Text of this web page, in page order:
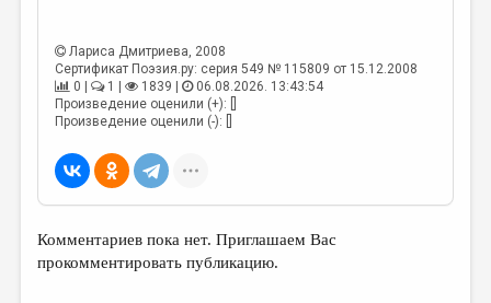
ЛИТЕРАТУРОВЕДЕНИЕ
КУЛЬТУРОВЕДЕНИЕ
ПУБЛИЦИСТИКА
РЕЦЕНЗИРОВАНИЕ
ЦИКЛЫ ПУБЛИКАЦИЙ
ТРЕДИАКОВСКИЙ
Лариса Дмитриева, 2008
Сертификат Поэзия.ру: серия 549 № 115809 от 15.12.2008
0 |
1 | 1839 |
06.08.2026. 13:43:54
Произведение оценили (+): []
Произведение оценили (-): []
Комментариев пока нет. Приглашаем Вас
прокомментировать публикацию.